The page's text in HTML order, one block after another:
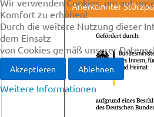
Komfort zu erhöhen!
Durch die weitere Nutzung dieser
dem Einsatz
von Cookies gemäß unserer
Akzeptieren Ablehnen
Weitere Informationen